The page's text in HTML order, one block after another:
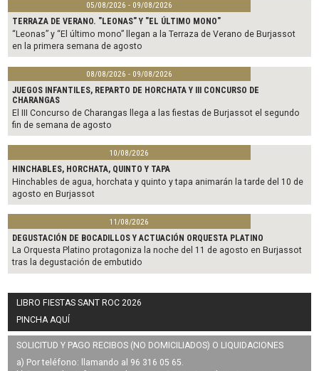
05/08/2026 - 09/08/2026
TERRAZA DE VERANO. "LEONAS" Y "EL ÚLTIMO MONO"
“Leonas” y “El último mono” llegan a la Terraza de Verano de Burjassot
en la primera semana de agosto
08/08/2026 - 09/08/2026
JUEGOS INFANTILES, REPARTO DE HORCHATA Y III CONCURSO DE
CHARANGAS
El III Concurso de Charangas llega a las fiestas de Burjassot el segundo
fin de semana de agosto
10/08/2026
HINCHABLES, HORCHATA, QUINTO Y TAPA
Hinchables de agua, horchata y quinto y tapa animarán la tarde del 10 de
agosto en Burjassot
11/08/2026
DEGUSTACIÓN DE BOCADILLOS Y ACTUACIÓN ORQUESTA PLATINO
La Orquesta Platino protagoniza la noche del 11 de agosto en Burjassot
tras la degustación de embutido
LIBRO FIESTAS SANT ROC 2026
PINCHA AQUÍ
SOLICITUD Y PAGO RECIBOS (NO DOMICILIADOS) O LIQUIDACIONES
a) Por teléfono: llamando al 96 316 05 65.